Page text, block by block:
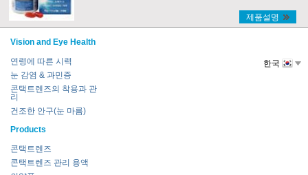
제품설명
Vision and Eye Health
연령에 따른 시력
눈 감염 & 과민증
콘택트렌즈의 착용과 관
리
건조한 안구(눈 마름)
Products
콘택트렌즈
콘택트렌즈 관리 용액
한국